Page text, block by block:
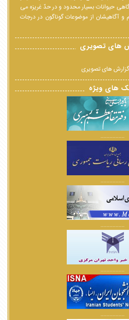
حیوانات بسیار محدود و در حدّ غریزه می
و آگاهیشان از موضوعات گوناگون در درجات
های تصویری
گزارش های تصویری
های ویژه
................
................
................
................
................